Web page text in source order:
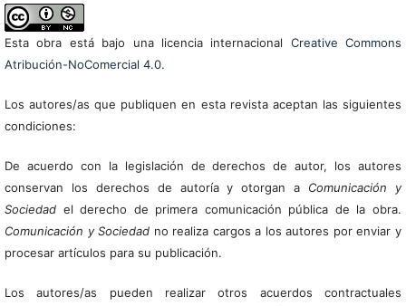
Esta obra está bajo una licencia internacional Creative Commons
Atribución-NoComercial 4.0.
Los autores/as que publiquen en esta revista aceptan las siguientes
condiciones:
De acuerdo con la legislación de derechos de autor, los autores
conservan los derechos de autoría y otorgan a Comunicación y
Sociedadel derecho de primera comunicación pública de la obra.
Comunicación y Sociedad no realiza cargos a los autores por enviar y
procesar artículos para su publicación.
Los autores/as pueden realizar otros acuerdos contractuales